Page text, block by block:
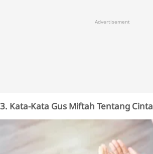
Advertisement
3. Kata-Kata Gus Miftah Tentang Cinta